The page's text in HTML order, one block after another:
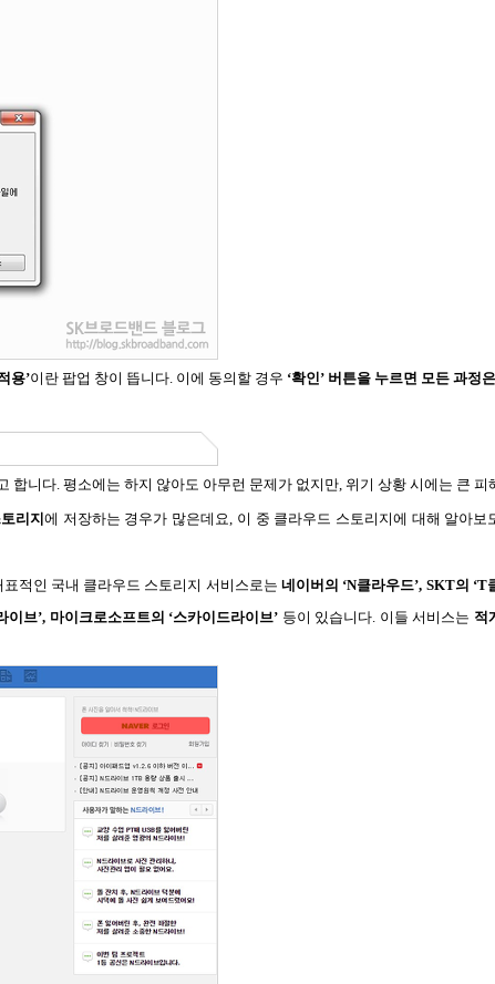
용’이란 팝업 창이 뜹니다. 이에 동의할 경우 ‘확인’ 버튼을 누르면 모든 과정
합니다. 평소에는 하지 않아도 아무런 문제가 없지만, 위기 상황 시에는 큰 피
리지에 저장하는 경우가 많은데요, 이 중 클라우드 스토리지에 대해 알아보
적인 국내 클라우드 스토리지 서비스로는네이버의 ‘N클라우드’, SKT의 ‘T
이브’, 마이크로소프트의 ‘스카이드라이브’ 등이 있습니다. 이들 서비스는 적